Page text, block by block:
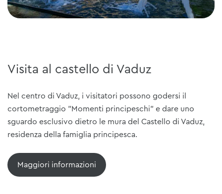
Visita al castello di Vaduz
Nel centro di Vaduz, i visitatori possono godersi il
cortometraggio "Momenti principeschi" e dare uno
sguardo esclusivo dietro le mura del Castello di Vaduz,
residenza della famiglia principesca.
Maggiori informazioni